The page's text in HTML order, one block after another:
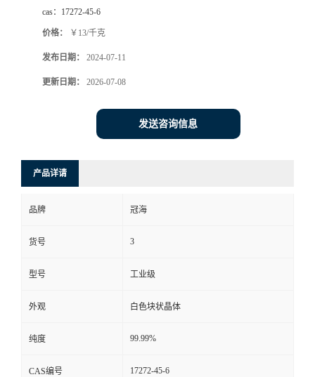
cas： 17272-45-6
价格： ￥13/千克
发布日期： 2024-07-11
更新日期： 2026-07-08
发送咨询信息
产品详请
品牌 冠海
货号 3
型号 工业级
外观 白色块状晶体
纯度 99.99%
CAS编号 17272-45-6